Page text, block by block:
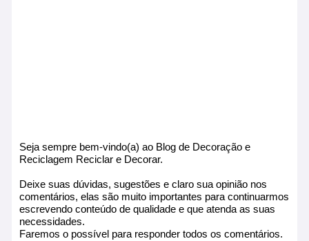
Seja sempre bem-vindo(a) ao Blog de Decoração e
Reciclagem Reciclar e Decorar.
Deixe suas dúvidas, sugestões e claro sua opinião nos
comentários, elas são muito importantes para continuarmos
escrevendo conteúdo de qualidade e que atenda as suas
necessidades.
Faremos o possível para responder todos os comentários.